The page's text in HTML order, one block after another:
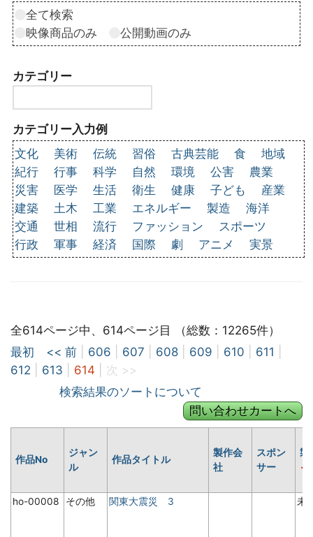
全て検索
映像商品のみ
公開動画のみ
カテゴリー
カテゴリー入力例
文化
美術 伝統 習俗 古典芸能 食
地域
紀行
行事 科学 自然 環境 公害
農業
災害
医学 生活 衛生 健康 子ども
産業
建築
土木 工業 エネルギー 製造
海洋
交通
世相 流行 ファッション
スポーツ
行政
軍事 経済 国際 劇 アニメ 実景
全614ページ中、614ページ目 （総数：12265件）
最初
<< 前 606 607 608 609 610 611
612
613 614
次 >>
検索結果のソートについて
作品No
ジャン
ル
作品タイトル
製作会
社
スポン
サー
製
ho-00008 その他 関東大震災 3 未